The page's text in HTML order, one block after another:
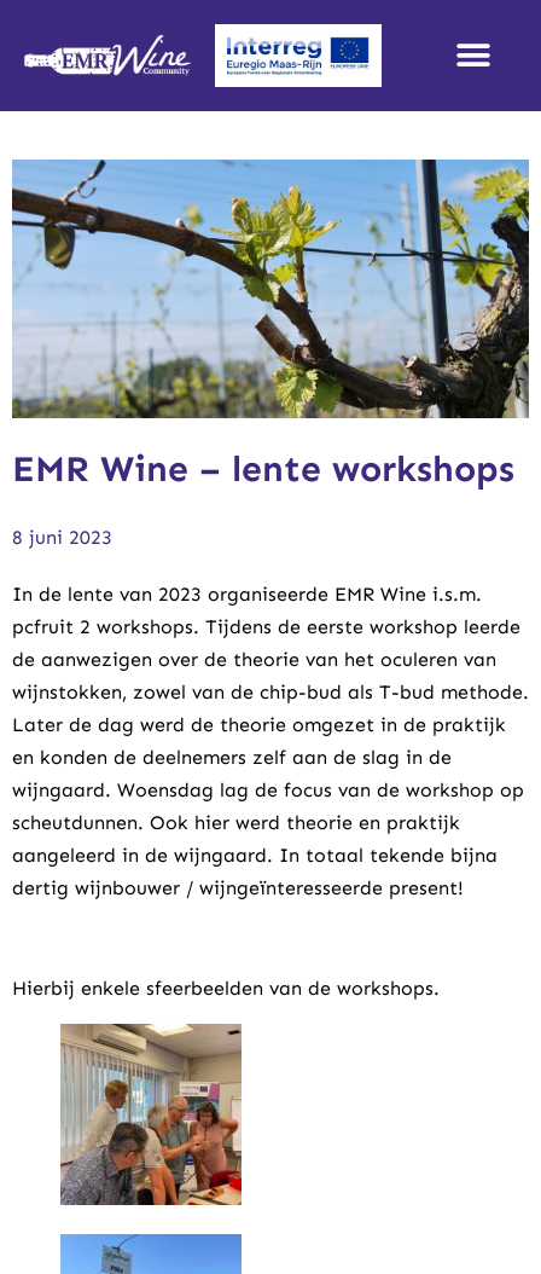
EMR Wine – lente workshops
8 juni 2023
In de lente van 2023 organiseerde EMR Wine i.s.m.
pcfruit 2 workshops. Tijdens de eerste workshop leerde
de aanwezigen over de theorie van het oculeren van
wijnstokken, zowel van de chip-bud als T-bud methode.
Later de dag werd de theorie omgezet in de praktijk
en konden de deelnemers zelf aan de slag in de
wijngaard. Woensdag lag de focus van de workshop op
scheutdunnen. Ook hier werd theorie en praktijk
aangeleerd in de wijngaard. In totaal tekende bijna
dertig wijnbouwer / wijngeïnteresseerde present!
Hierbij enkele sfeerbeelden van de workshops.